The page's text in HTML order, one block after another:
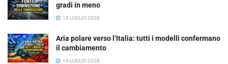
gradi in meno
19 LUGLIO 2026
Aria polare verso l’Italia: tutti i modelli confermano
il cambiamento
19 LUGLIO 2026